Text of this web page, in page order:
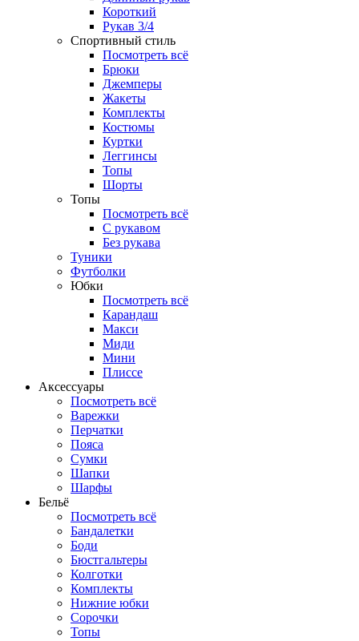
Короткий
Рукав 3/4
Спортивный стиль
Посмотреть всё
Брюки
Джемперы
Жакеты
Комплекты
Костюмы
Куртки
Леггинсы
Топы
Шорты
Топы
Посмотреть всё
C рукавом
Без рукава
Туники
Футболки
Юбки
Посмотреть всё
Карандаш
Макси
Миди
Мини
Плиссе
Аксессуары
Посмотреть всё
Варежки
Перчатки
Пояса
Сумки
Шапки
Шарфы
Бельё
Посмотреть всё
Бандалетки
Боди
Бюстгальтеры
Колготки
Комплекты
Нижние юбки
Сорочки
Топы